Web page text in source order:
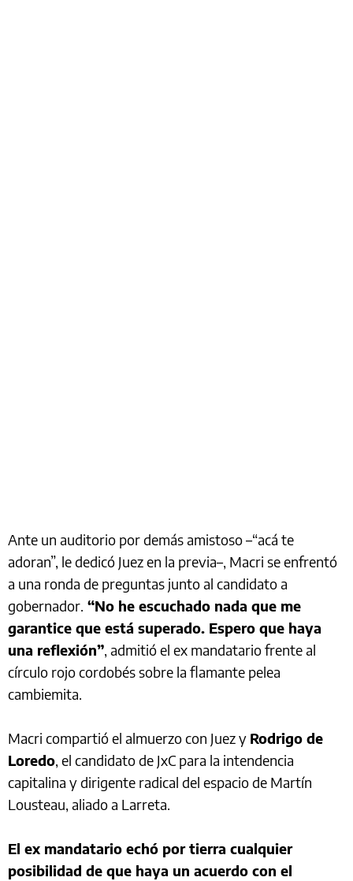
Ante un auditorio por demás amistoso –“acá te
adoran”, le dedicó Juez en la previa–, Macri se enfrentó
a una ronda de preguntas junto al candidato a
gobernador. “No he escuchado nada que me
garantice que está superado. Espero que haya
una reflexión”, admitió el ex mandatario frente al
círculo rojo cordobés sobre la flamante pelea
cambiemita.
Macri compartió el almuerzo con Juez y Rodrigo de
Loredo, el candidato de JxC para la intendencia
capitalina y dirigente radical del espacio de Martín
Lousteau, aliado a Larreta.
El ex mandatario echó por tierra cualquier
posibilidad de que haya un acuerdo con el